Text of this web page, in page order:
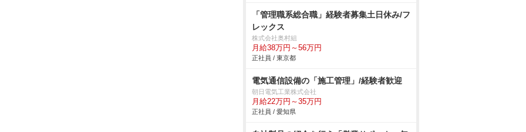
「管理職系総合職」経験者募集土日休み/フ
レックス
株式会社奥村組
月給38万円～56万円
正社員 / 東京都
電気通信設備の「施工管理」/経験者歓迎
朝日電気工業株式会社
月給22万円～35万円
正社員 / 愛知県